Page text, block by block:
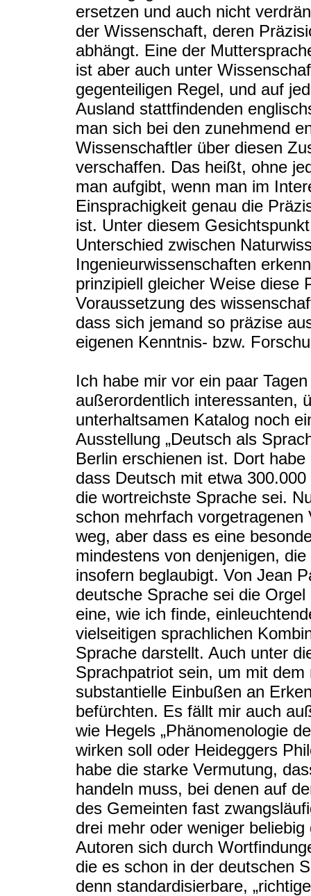
ersetzen und auch nicht
der Wissenschaft, deren
abhängt. Eine der
ist aber auch unter
gegenteiligen Regel, und auf
Ausland stattfindenden
man sich bei den zunehmend
Wissenschaftler über diesen
verschaffen. Das heißt, ohne
man aufgibt, wenn man im
Einsprachigkeit genau die
ist. Unter diesem
Unterschied zwischen
Ingenieurwissenschaften
prinzipiell gleicher Weise diese
Voraussetzung des
dass sich jemand so präzise
eigenen Kenntnis- bzw.
Ich habe mir vor ein paar
außerordentlich interessanten,
unterhaltsamen Katalog noch
Ausstellung „Deutsch als
Berlin erschienen ist. Dort
dass Deutsch mit etwa
die wortreichste Sprache sei.
schon mehrfach
weg, aber dass es eine
mindestens von denjenigen,
insofern beglaubigt. Von Jean
deutsche Sprache sei die
eine, wie ich finde,
vielseitigen sprachlichen
Sprache darstellt. Auch unter
Sprachpatriot sein, um mit
substantielle Einbußen an
befürchten. Es fällt mir auch
wie Hegels „Phänomenologie
wirken soll oder Heideggers
habe die starke Vermutung,
handeln muss, bei denen auf
des Gemeinten fast
drei mehr oder weniger
Autoren sich durch
die es schon in der deutschen
denn standardisierbare,